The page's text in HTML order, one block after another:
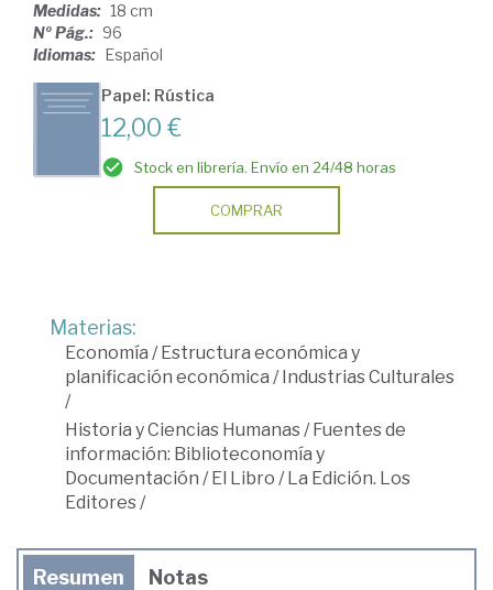
Medidas: 18 cm
Nº Pág.: 96
Idiomas: Español
Papel: Rústica
12,00 €
Stock en librería. Envío en 24/48 horas
COMPRAR
Materias:
Economía / Estructura económica y
planificación económica / Industrias Culturales
/
Historia y Ciencias Humanas/ Fuentes de
información: Biblioteconomía y
Documentación / El Libro / La Edición. Los
Editores/
Resumen Notas